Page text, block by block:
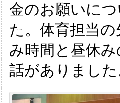
金のお願いに
た。体育担当
み時間と昼休
話がありまし